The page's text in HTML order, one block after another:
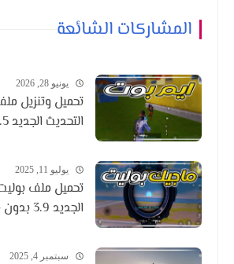
المشاركات الشائعة
يونيو 28, 2026
تحميل وتنزيل
التحديث الجديد 4.5
يوليو 11, 2025
تحميل ملف
الجديد 3.9 بدون بان لكل النسخ
سبتمبر 4, 2025